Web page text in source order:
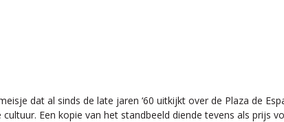
dat al sinds de late jaren ‘60 uitkijkt over de Plaza de
Een kopie van het standbeeld diende tevens als prijs